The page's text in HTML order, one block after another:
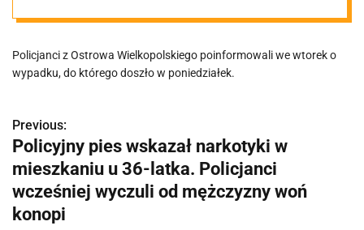
Straż pożarna
wycięła
fragment
samochodu,
żeby dostać się
Policjanci z Ostrowa Wielkopolskiego poinformowali we wtorek o
wypadku, do którego doszło w poniedziałek.
N
a
w
i
Previous:
Policyjny pies wskazał narkotyki w
mieszkaniu u 36-latka. Policjanci
wcześniej wyczuli od mężczyzny woń
konopi